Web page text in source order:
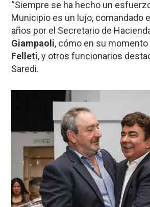
“Siempre se ha hecho un
Municipio es un lujo, comandado
años por el Secretario de
Giampaoli, cómo en su
Felleti, y otros funcionarios
Saredi.